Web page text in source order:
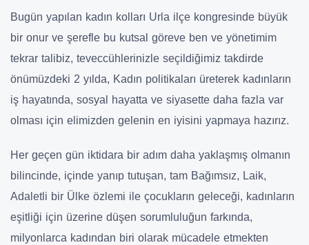
Bugün yapılan kadın kolları Urla ilçe kongresinde büyük
bir onur ve şerefle bu kutsal göreve ben ve yönetimim
tekrar talibiz, teveccühlerinizle seçildiğimiz takdirde
önümüzdeki 2 yılda, Kadın politikaları üreterek kadınların
iş hayatında, sosyal hayatta ve siyasette daha fazla var
olması için elimizden gelenin en iyisini yapmaya hazırız.
Her geçen gün iktidara bir adım daha yaklaşmış olmanın
bilincinde, içinde yanıp tutuşan, tam Bağımsız, Laik,
Adaletli bir Ülke özlemi ile çocukların geleceği, kadınların
eşitliği için üzerine düşen sorumluluğun farkında,
milyonlarca kadından biri olarak mücadele etmekten